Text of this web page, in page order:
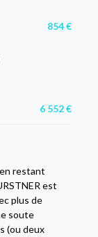
854 €
6 552 €
restant
est
plus de
soute
(ou deux